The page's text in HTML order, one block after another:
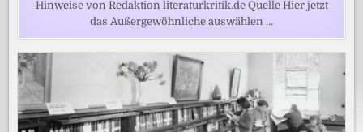
Hinweise von Redaktion literaturkritik.de Quelle Hier jetzt
das Außergewöhnliche auswählen …